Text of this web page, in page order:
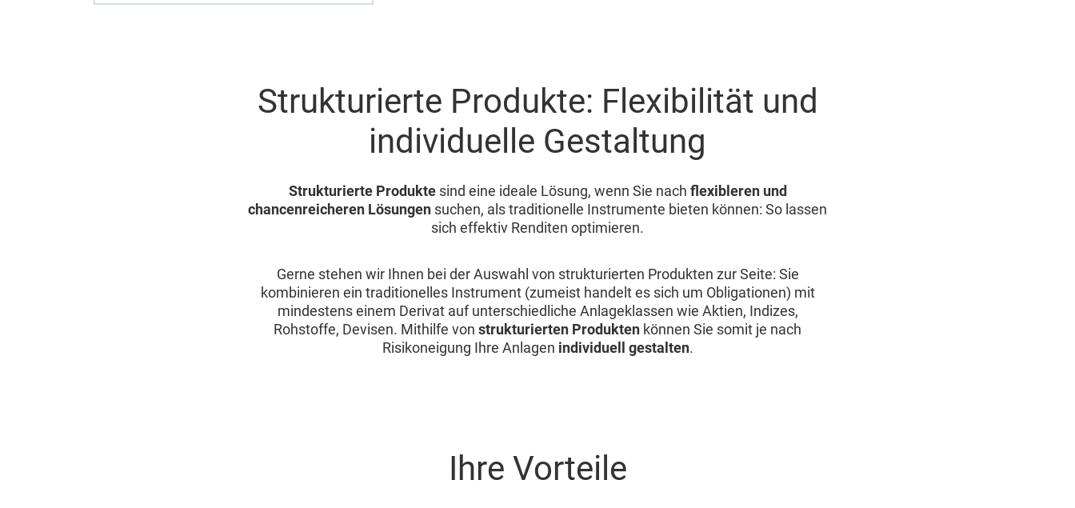
Strukturierte Produkte: Flexibilität und
individuelle Gestaltung
Strukturierte Produktesind eine ideale Lösung, wenn Sie nach flexibleren und
chancenreicheren Lösungen suchen, als traditionelle Instrumente bieten können: So lassen
sich effektiv Renditen optimieren.
Gerne stehen wir Ihnen bei der Auswahl von strukturierten Produkten zur Seite: Sie
kombinieren ein traditionelles Instrument (zumeist handelt es sich um Obligationen) mit
mindestens einem Derivat auf unterschiedliche Anlageklassen wie Aktien, Indizes,
Rohstoffe, Devisen. Mithilfe von strukturierten Produkten können Sie somit je nach
Risikoneigung Ihre Anlagen individuell gestalten.
Ihre Vorteile